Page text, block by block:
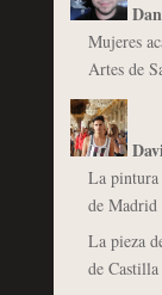
Mujeres
Artes de
La pintura
de Madrid
La pieza
de